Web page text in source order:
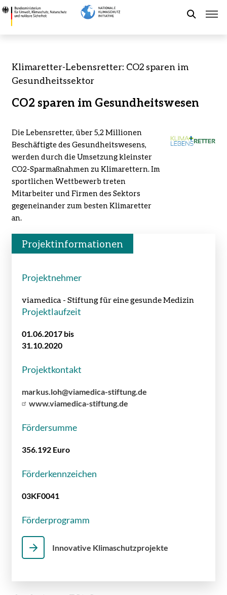
Direkt
zum
Klimaretter-
Lebensretter:
Gesundheitssektor
für
Klimaschutz,
Naturschutz
und
nukleare
Sicherheit
Leichte Sprache
Klimaretter-Lebensretter: CO2 sparen im
Gesundheitssektor
CO2 sparen im Gesundheitswesen
Die Lebensretter, über 5,2 Millionen
Beschäftigte des Gesundheitswesens,
werden durch die Umsetzung kleinster
CO2-Sparmaßnahmen zu Klimarettern. Im
sportlichen Wettbewerb treten
Mitarbeiter und Firmen des Sektors
gegeneinander zum besten Klimaretter
an.
Projektinformationen
Projektnehmer
viamedica - Stiftung für eine gesunde Medizin
Projektlaufzeit
01.06.2017 bis
31.10.2020
Projektkontakt
markus.loh@viamedica-stiftung.de
www.viamedica-stiftung.de
Fördersumme
356.192 Euro
Förderkennzeichen
03KF0041
Förderprogramm
Innovative Klimaschutzprojekte